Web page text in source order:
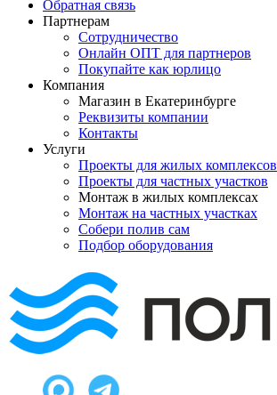
Обратная связь
Партнерам
Сотрудничество
Онлайн ОПТ для партнеров
Покупайте как юрлицо
Компания
Магазин в Екатеринбурге
Реквизиты компании
Контакты
Услуги
Проекты для жилых комплексов
Проекты для частных участков
Монтаж в жилых комплексах
Монтаж на частных участках
Собери полив сам
Подбор оборудования